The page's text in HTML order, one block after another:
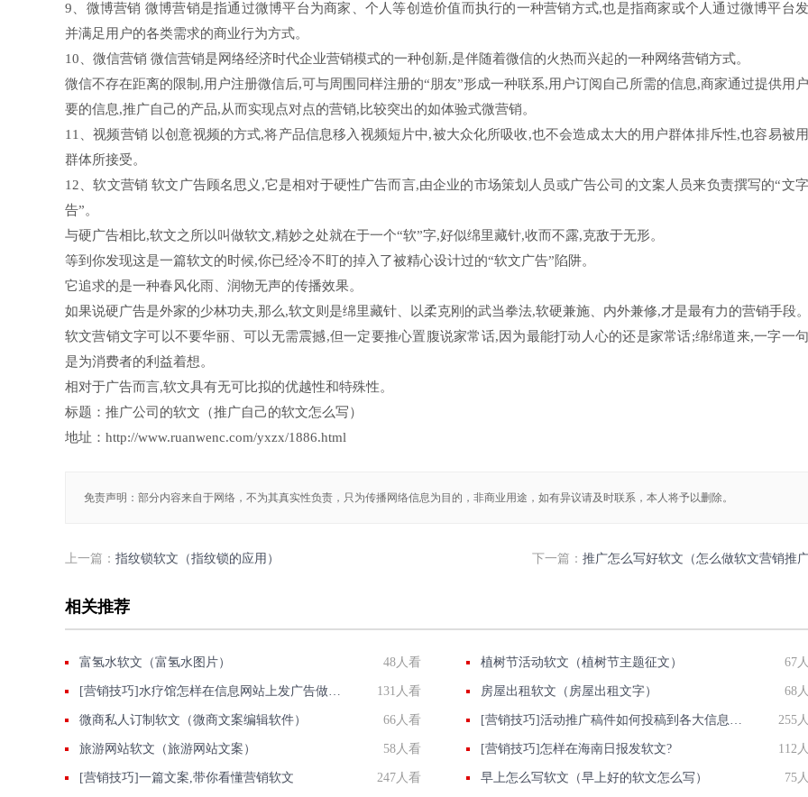
9、微博营销 微博营销是指通过微博平台为商家、个人等创造价值而执行的一种营销方式,也是指商家或个人通过微博平台
并满足用户的各类需求的商业行为方式。
10、微信营销 微信营销是网络经济时代企业营销模式的一种创新,是伴随着微信的火热而兴起的一种网络营销方式。
微信不存在距离的限制,用户注册微信后,可与周围同样注册的“朋友”形成一种联系,用户订阅自己所需的信息,商家通过提供用
要的信息,推广自己的产品,从而实现点对点的营销,比较突出的如体验式微营销。
11、视频营销 以创意视频的方式,将产品信息移入视频短片中,被大众化所吸收,也不会造成太大的用户群体排斥性,也容易被
群体所接受。
12、软文营销 软文广告顾名思义,它是相对于硬性广告而言,由企业的市场策划人员或广告公司的文案人员来负责撰写的“文
告”。
与硬广告相比,软文之所以叫做软文,精妙之处就在于一个“软”字,好似绵里藏针,收而不露,克敌于无形。
等到你发现这是一篇软文的时候,你已经冷不盯的掉入了被精心设计过的“软文广告”陷阱。
它追求的是一种春风化雨、润物无声的传播效果。
如果说硬广告是外家的少林功夫,那么,软文则是绵里藏针、以柔克刚的武当拳法,软硬兼施、内外兼修,才是最有力的营销手段。
软文营销文字可以不要华丽、可以无需震撼,但一定要推心置腹说家常话,因为最能打动人心的还是家常话;绵绵道来,一字一
是为消费者的利益着想。
相对于广告而言,软文具有无可比拟的优越性和特殊性。
标题：推广公司的软文（推广自己的软文怎么写）
地址：http://www.ruanwenc.com/yxzx/1886.html
免责声明：部分内容来自于网络，不为其真实性负责，只为传播网络信息为目的，非商业用途，如有异议请及时联系，本人将予以删除。
上一篇： 指纹锁软文（指纹锁的应用） 下一篇： 推广怎么写好软文（怎么做软文营销推广
相关推荐
富氢水软文（富氢水图片） 48人看 植树节活动软文（植树节主题征文） 67
[营销技巧]水疗馆怎样在信息网站上发广告做推广提高产品知名度呢 131人看 房屋出租软文（房屋出租文字） 68
微商私人订制软文（微商文案编辑软件） 66人看 [营销技巧]活动推广稿件如何投稿到各大信息门户网站上？ 255
旅游网站软文（旅游网站文案） 58人看 [营销技巧]怎样在海南日报发软文? 112
[营销技巧]一篇文案,带你看懂营销软文 247人看 早上怎么写软文（早上好的软文怎么写） 75